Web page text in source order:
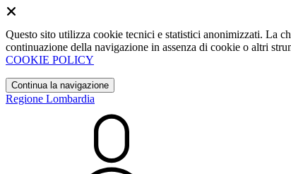
Questo sito utilizza cookie tecnici e statistici anonimizzati. La
continuazione della navigazione in assenza di cookie o altri
COOKIE POLICY
Continua la navigazione
Regione Lombardia